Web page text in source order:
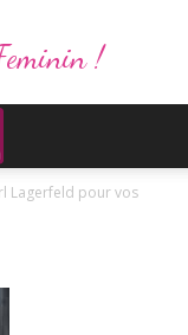
!
Lagerfeld pour vos